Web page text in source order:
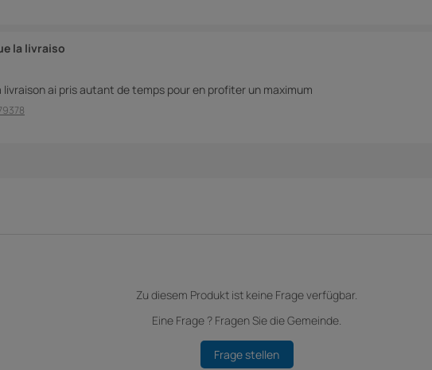
la livraiso
ai pris autant de temps pour en profiter un maximum
Zu diesem Produkt ist keine Frage verfügbar.
Eine Frage ? Fragen Sie die Gemeinde.
Frage stellen